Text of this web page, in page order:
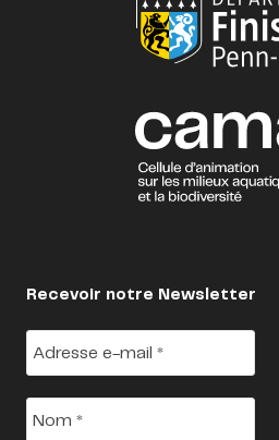
Recevoir notre Newsletter
e-
mail